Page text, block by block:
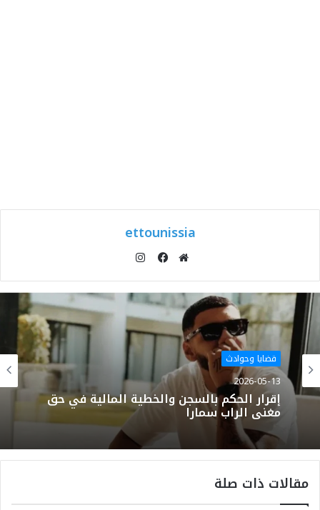
ettounissia
الويب
قضايا وحوادث
2026-05-13
إقرار الحكم بالسجن والخطية المالية في حق
مغني الراب سمارا
مقالات ذات صلة